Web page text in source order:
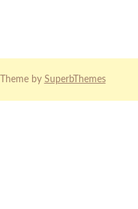
by SuperbThemes